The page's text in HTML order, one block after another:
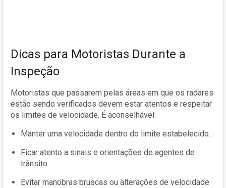
Dicas para Motoristas Durante a
Inspeção
Motoristas que passarem pelas áreas em que os radares
estão sendo verificados devem estar atentos e respeitar
os limites de velocidade. É aconselhável:
Manter uma velocidade dentro do limite estabelecido.
Ficar atento a sinais e orientações de agentes de
trânsito.
Evitar manobras bruscas ou alterações de velocidade